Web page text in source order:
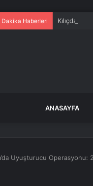
Dakika Haberleri
ANASAYFA
Uyuşturucu Operasyonu: